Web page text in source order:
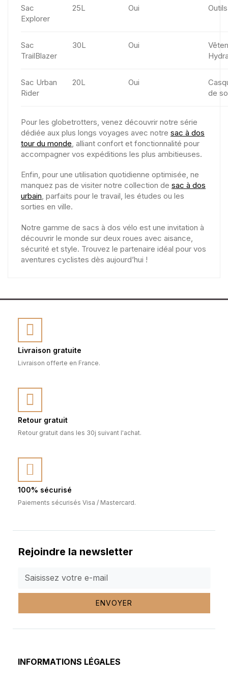
Sac
Explorer
25L Oui
Sac
TrailBlazer
30L Oui
Sac Urban
Rider
20L Oui
de
Pour les globetrotters, venez découvrir notre série
dédiée aux plus longs voyages avec notre sac à dos
tour du monde , alliant confort et fonctionnalité pour
accompagner vos expéditions les plus ambitieuses.
Enfin, pour une utilisation quotidienne optimisée, ne
manquez pas de visiter notre collection de sac à dos
urbain, parfaits pour le travail, les études ou les
sorties en ville.
Notre gamme de sacs à dos vélo est une invitation à
découvrir le monde sur deux roues avec aisance,
sécurité et style. Trouvez le partenaire idéal pour vos
aventures cyclistes dès aujourd’hui !
Livraison gratuite
Livraison offerte en France.
Retour gratuit
Retour gratuit dans les 30j suivant l'achat.
100% sécurisé
Paiements sécurisés Visa / Mastercard.
Rejoindre la newsletter
ENVOYER
INFORMATIONS LÉGALES